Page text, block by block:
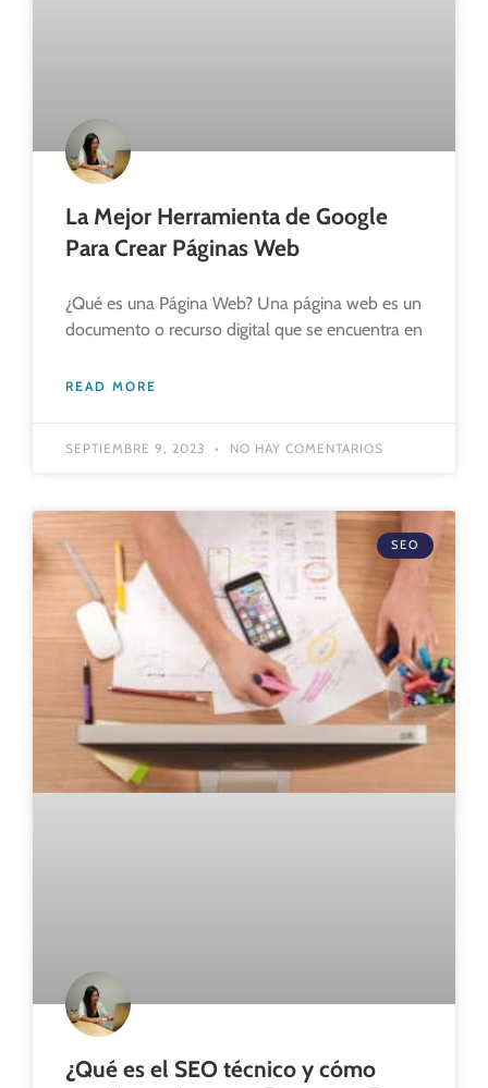
La Mejor Herramienta de Google
Para Crear Páginas Web
¿Qué es una Página Web? Una página web es un
documento o recurso digital que se encuentra en
READ MORE
SEPTIEMBRE 9, 2023 NO HAY COMENTARIOS
SEO
¿Qué es el SEO técnico y cómo